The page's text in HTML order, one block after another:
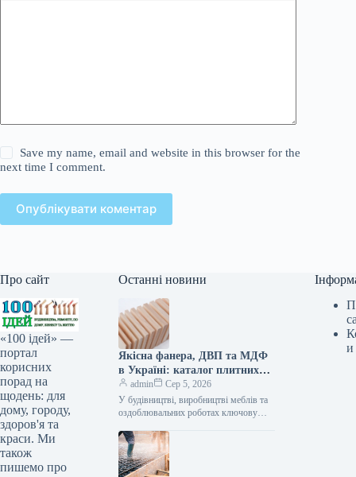
Save my name, email and website in this browser for the
next time I comment.
Опублікувати коментар
Про сайт
«100 ідей» —
портал
корисних
порад на
щодень: для
дому, городу,
здоров'я та
краси. Ми
також
пишемо про
Останні новини
Якісна фанера, ДВП та МДФ
в Україні: каталог плитних
матеріалів від «ВІН-ВУД»
admin
Сер 5, 2026
У будівництві, виробництві меблів та
оздоблювальних роботах ключову
сировини. Компанія «ВІН-ВУД» уже
тривалий час займається…
и